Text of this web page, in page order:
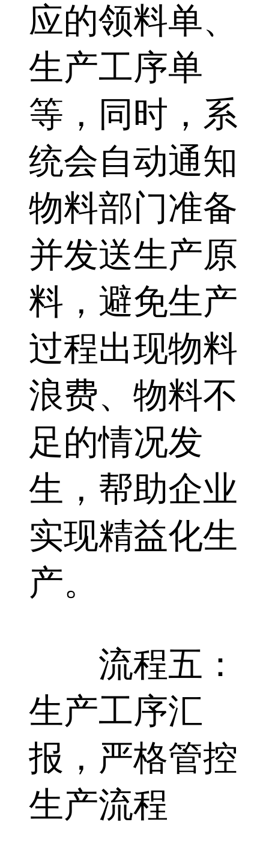
应的领料单、
生产工序单
等，同时，系
统会自动通知
物料部门准备
并发送生产原
料，避免生产
过程出现物料
浪费、物料不
足的情况发
生，帮助企业
实现精益化生
产。
流程五：
生产工序汇
报，严格管控
生产流程